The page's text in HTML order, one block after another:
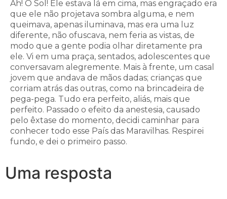
Ah! O Sol! Ele estava lá em cima, mas engraçado era
que ele não projetava sombra alguma, e nem
queimava, apenas iluminava, mas era uma luz
diferente, não ofuscava, nem feria as vistas, de
modo que a gente podia olhar diretamente pra
ele. Vi em uma praça, sentados, adolescentes que
conversavam alegremente. Mais à frente, um casal
jovem que andava de mãos dadas; crianças que
corriam atrás das outras, como na brincadeira de
pega-pega. Tudo era perfeito, aliás, mais que
perfeito. Passado o efeito da anestesia, causado
pelo êxtase do momento, decidi caminhar para
conhecer todo esse País das Maravilhas. Respirei
fundo, e dei o primeiro passo.
Uma resposta